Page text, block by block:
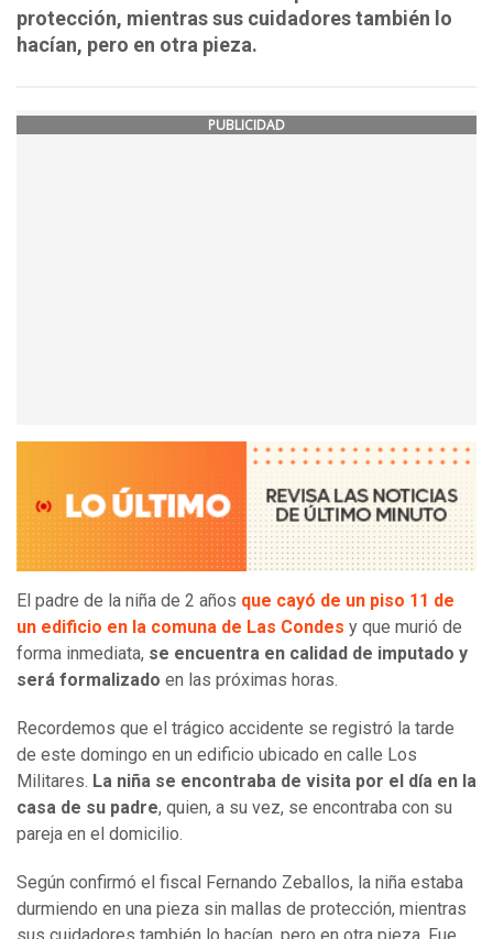
protección, mientras sus cuidadores también lo
hacían, pero en otra pieza.
PUBLICIDAD
El padre de la niña de 2 años que cayó de un piso 11 de
un edificio en la comuna de Las Condes y que murió de
forma inmediata, se encuentra en calidad de imputado y
será formalizado en las próximas horas.
Recordemos que el trágico accidente se registró la tarde
de este domingo en un edificio ubicado en calle Los
Militares. La niña se encontraba de visita por el día en la
casa de su padre, quien, a su vez, se encontraba con su
pareja en el domicilio.
Según confirmó el fiscal Fernando Zeballos, la niña estaba
durmiendo en una pieza sin mallas de protección, mientras